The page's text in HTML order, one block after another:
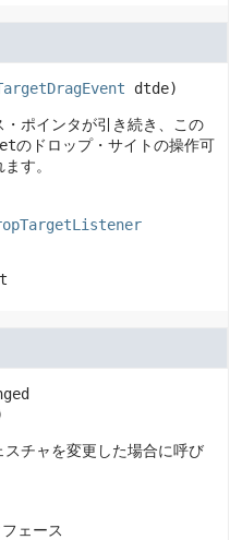
dtde)
・ポインタが引き続き、この
のドロップ・サイトの操作可
す。
チャを変更した場合に呼び
フェース